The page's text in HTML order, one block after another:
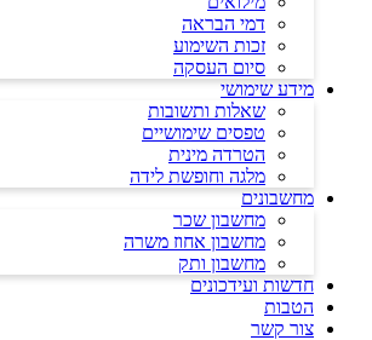
דמי הבראה
זכות השימוע
סיום העסקה
מידע שימושי
שאלות ותשובות
טפסים שימושיים
הטרדה מינית
מלגה וחופשת לידה
מחשבונים
מחשבון שכר
מחשבון אחוז משרה
מחשבון ותק
חדשות ועידכונים
הטבות
צור קשר